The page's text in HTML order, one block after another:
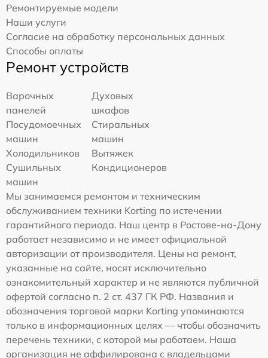
Ремонтируемые модели
Наши услуги
Согласие на обработку персональных данных
Способы оплаты
Ремонт устройств
Варочных
панелей
Духовых
шкафов
Посудомоечных
машин
Стиральных
машин
Холодильников
Вытяжек
Сушильных
машин
Кондиционеров
Мы занимаемся ремонтом и техническим
обслуживанием техники Korting по истечении
гарантийного периода. Наш центр в Ростове-на-Дону
работает независимо и не имеет официальной
авторизации от производителя. Цены на ремонт,
указанные на сайте, носят исключительно
ознакомительный характер и не являются публичной
офертой согласно п. 2 ст. 437 ГК РФ. Названия и
обозначения торговой марки Korting упоминаются
только в информационных целях — чтобы обозначить
перечень техники, с которой мы работаем. Наша
организация не аффилирована с владельцами